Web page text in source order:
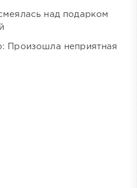
над подарком
Произошла неприятная